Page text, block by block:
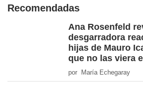
Recomendadas
Ana Rosenfeld
desgarradora
hijas de Mauro
que no las viera
por María Echegaray